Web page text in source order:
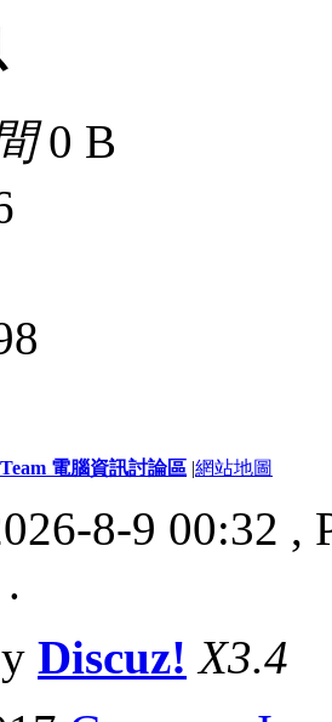
0 B
電腦資訊討論區 |網站地圖
8-9 00:32 ,
Discuz! X3.4